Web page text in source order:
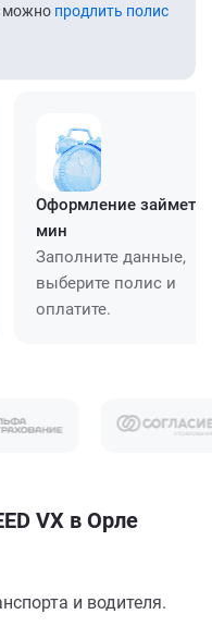
можно продлить полис
Оформление займет
мин
Заполните данные,
выберите полис и
оплатите.
VX в Орле
и водителя.